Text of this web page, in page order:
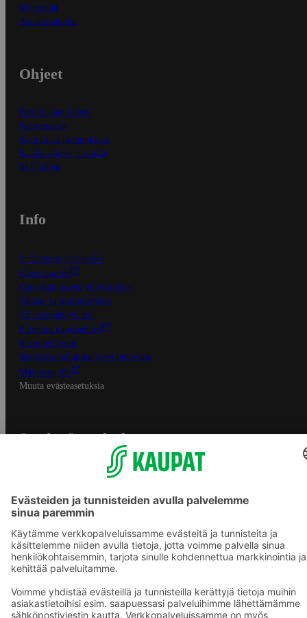
Myymälät
Asiakaspalvelu
Ohjeet
Ensitilaajan ohjeet
Näin maksat
Näin tilaat ja muokkaat
Kaikki ohjeet ja vinkit
In English
Info
S-Business yrityksille
Oiva-raportit
Osuuskauppojen yhteystiedot
Tilaus- ja toimitusehdot
Tietosuojakäytäntö
Palvelun käyttöehdot
Saavutettavuus
Mobiilisovelluksen saavutettavuus
Mainostajalle
Muuta evästeasetuksia
S-ryhmän palvelut
Yhteishyvä Ruoka -sovellus
Prisma.fi
Sokos.fi
S-Pankki
Sokos Hotels
Raflaamo